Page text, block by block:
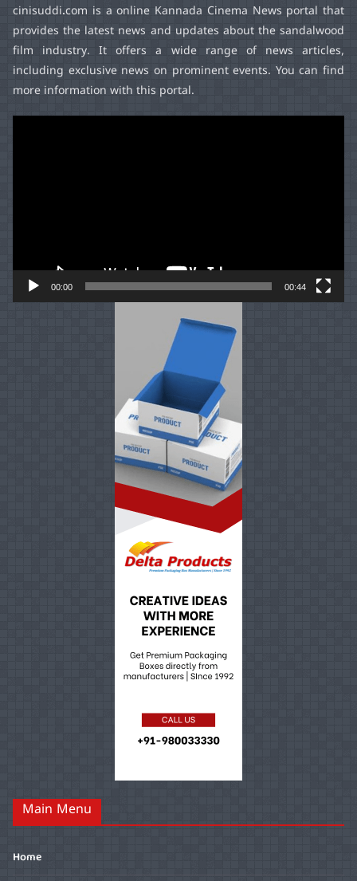
cinisuddi.com is a online Kannada Cinema News portal that
provides the latest news and updates about the sandalwood
film industry. It offers a wide range of news articles,
including exclusive news on prominent events. You can find
more information with this portal.
00:00 00:44
Main Menu
Home